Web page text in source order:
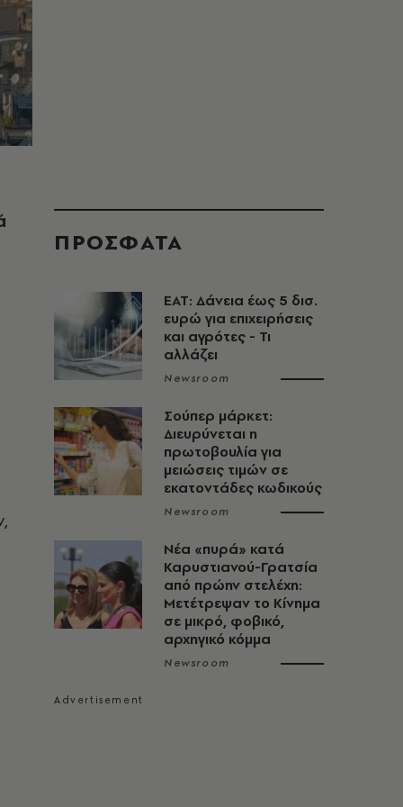
ΠΡΟΣΦΑΤΑ
ΕΑΤ: Δάνεια έως 5 δισ.
ευρώ για επιχειρήσεις
και αγρότες - Τι
αλλάζει
Newsroom
Σούπερ μάρκετ:
Διευρύνεται η
πρωτοβουλία για
μειώσεις τιμών σε
εκατοντάδες κωδικούς
Newsroom
Νέα «πυρά» κατά
Καρυστιανού-Γρατσία
από πρώην στελέχη:
Μετέτρεψαν το Κίνημα
σε μικρό, φοβικό,
αρχηγικό κόμμα
Newsroom